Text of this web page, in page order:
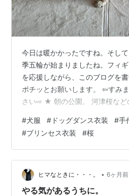
今日は暖かかったですね。そし
季五輪が始まりましたね。フィ
を応援しながら、このブログを
ポチッとお願いします。 ⇦すみ
さい⇨ ★ 朝の公園。 河津桜など
じです。でも明日から、また寒波
で、開花も少し止まるかもです
楽しそうに飛び移っていました
桜と雪のコラボ写真が撮れるか
具着なくちゃね。 さて、風愛ち
ブリンセス衣装の制作ですが、ミ
#犬服 # ドッグダンス衣装 #手
#ブリンセス衣装 #桜
ヒマなときに・・・。 • 6ヶ月前
やる気があるうちに。